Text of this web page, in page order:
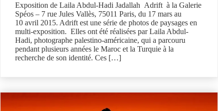
Exposition de Laila Abdul-Hadi Jadallah Adrift à la Galerie
Spéos – 7 rue Jules Vallès, 75011 Paris, du 17 mars au
10 avril 2015. Adrift est une série de photos de paysages en
multi-exposition. Elles ont été réalisées par Laila Abdul-
Hadi, photographe palestino-américaine, qui a parcouru
pendant plusieurs années le Maroc et la Turquie à la
recherche de son identité. Ces […]